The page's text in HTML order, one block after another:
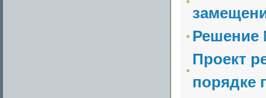
Решение
Проект
порядке